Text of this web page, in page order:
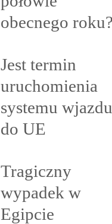
obecnego
Jest termin
uruchomienia
systemu wjazdu
do UE
Tragiczny
wypadek w
Egipcie